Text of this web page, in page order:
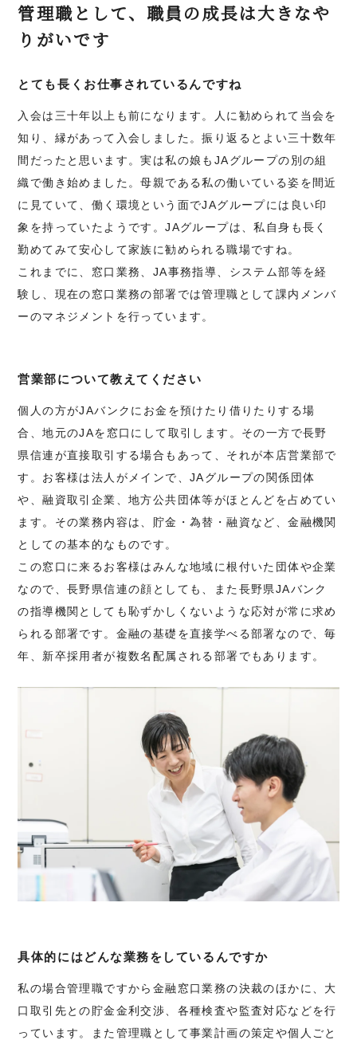
管理職として、職員の成長は大きなや
りがいです
とても長くお仕事されているんですね
入会は三十年以上も前になります。人に勧められて当会を
知り、縁があって入会しました。振り返るとよい三十数年
間だったと思います。実は私の娘もJAグループの別の組
織で働き始めました。母親である私の働いている姿を間近
に見ていて、働く環境という面でJAグループには良い印
象を持っていたようです。JAグループは、私自身も長く
勤めてみて安心して家族に勧められる職場ですね。
これまでに、窓口業務、JA事務指導、システム部等を経
験し、現在の窓口業務の部署では管理職として課内メンバ
ーのマネジメントを行っています。
営業部について教えてください
個人の方がJAバンクにお金を預けたり借りたりする場
合、地元のJAを窓口にして取引します。その一方で長野
県信連が直接取引する場合もあって、それが本店営業部で
す。お客様は法人がメインで、JAグループの関係団体
や、融資取引企業、地方公共団体等がほとんどを占めてい
ます。その業務内容は、貯金・為替・融資など、金融機関
としての基本的なものです。
この窓口に来るお客様はみんな地域に根付いた団体や企業
なので、長野県信連の顔としても、また長野県JAバンク
の指導機関としても恥ずかしくないような応対が常に求め
られる部署です。金融の基礎を直接学べる部署なので、毎
年、新卒採用者が複数名配属される部署でもあります。
具体的にはどんな業務をしているんですか
私の場合管理職ですから金融窓口業務の決裁のほかに、大
口取引先との貯金金利交渉、各種検査や監査対応などを行
っています。また管理職として事業計画の策定や個人ごと